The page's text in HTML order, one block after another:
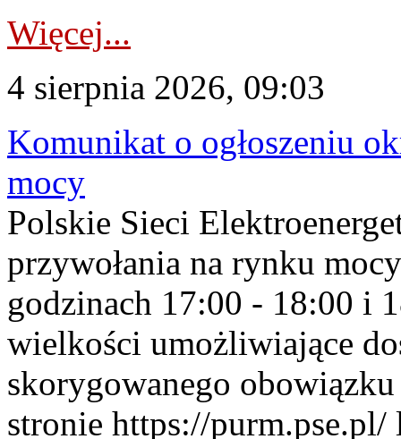
Więcej...
4 sierpnia 2026, 09:03
Komunikat o ogłoszeniu
mocy
Polskie Sieci
przywołania na rynku
godzinach 17:00 - 18:00 i
wielkości umożliwiające
skorygowanego
stronie https://